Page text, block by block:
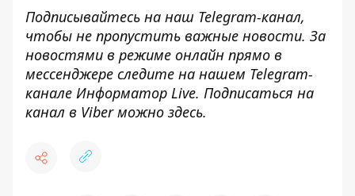
Подписывайтесь на наш Telegram-канал,
чтобы не пропустить важные новости. За
новостями в режиме онлайн прямо в
мессенджере следите на нашем Telegram-
канале Информатор Live. Подписаться на
канал в Viber можно здесь.